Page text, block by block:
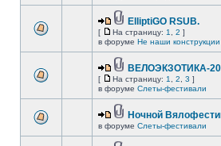
ElliptiGO RSUB.
[ На страницу: 1 2 ]
в форуме Не наши
ВЕЛОЭКЗОТИКА-
[ На страницу: 1 2 3 ]
в форуме Слеты-фестивали
Ночной
в форуме Слеты-фестивали